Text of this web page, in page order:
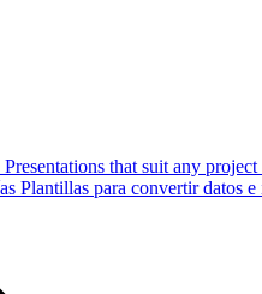
Presentations that suit any project
Plantillas para convertir datos